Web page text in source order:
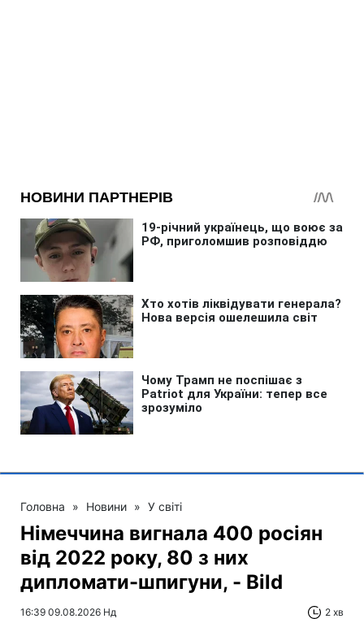
Головна » Новини » У світі
Німеччина вигнала 400 росіян
від 2022 року, 80 з них
дипломати-шпигуни, - Bild
16:39 09.08.2026 Нд 2 хв